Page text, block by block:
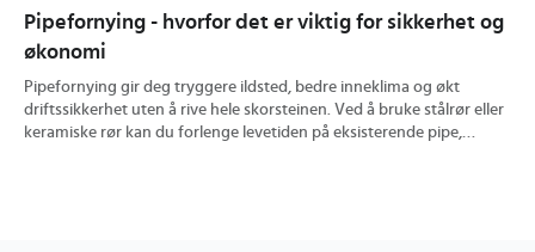
Pipefornying - hvorfor det er viktig for sikkerhet og
økonomi
Pipefornying gir deg tryggere ildsted, bedre inneklima og økt
driftssikkerhet uten å rive hele skorsteinen. Ved å bruke stålrør eller
keramiske rør kan du forlenge levetiden på eksisterende pipe,